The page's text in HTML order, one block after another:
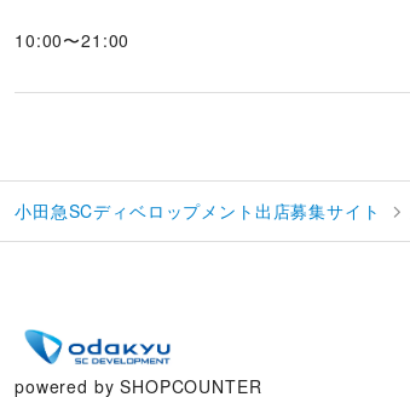
10:00〜21:00
小田急SCディベロップメント出店募集サイト
powered by SHOPCOUNTER